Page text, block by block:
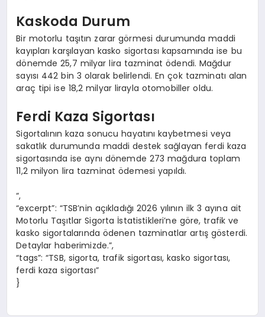
Kaskoda Durum
Bir motorlu taşıtın zarar görmesi durumunda maddi
kayıpları karşılayan kasko sigortası kapsamında ise bu
dönemde 25,7 milyar lira tazminat ödendi. Mağdur
sayısı 442 bin 3 olarak belirlendi. En çok tazminatı alan
araç tipi ise 18,2 milyar lirayla otomobiller oldu.
Ferdi Kaza Sigortası
Sigortalının kaza sonucu hayatını kaybetmesi veya
sakatlık durumunda maddi destek sağlayan ferdi kaza
sigortasında ise aynı dönemde 273 mağdura toplam
11,2 milyon lira tazminat ödemesi yapıldı.
“,
“excerpt”: “TSB’nin açıkladığı 2026 yılının ilk 3 ayına ait
Motorlu Taşıtlar Sigorta İstatistikleri’ne göre, trafik ve
kasko sigortalarında ödenen tazminatlar artış gösterdi.
Detaylar haberimizde.”,
“tags”: “TSB, sigorta, trafik sigortası, kasko sigortası,
ferdi kaza sigortası”
}